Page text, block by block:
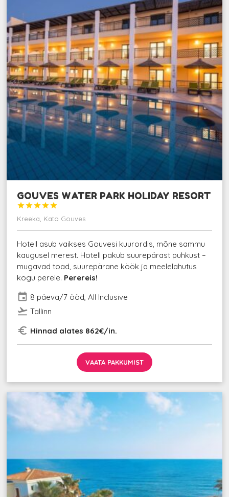
GOUVES WATER PARK HOLIDAY RESORT





Kreeka, Kato Gouves
Hotell asub vaikses Gouvesi kuurordis, mõne sammu
kaugusel merest. Hotell pakub suurepärast puhkust –
mugavad toad, suurepärane köök ja meelelahutus
kogu perele. Perereis!
event 8 päeva/7 ööd, All Inclusive
flight_takeoff Tallinn
euro_symbol Hinnad alates 862€/in.
VAATA PAKKUMIST